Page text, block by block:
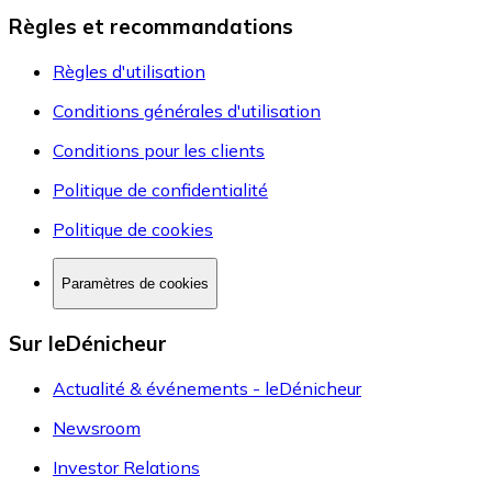
Règles et recommandations
Règles d'utilisation
Conditions générales d'utilisation
Conditions pour les clients
Politique de confidentialité
Politique de cookies
Paramètres de cookies
Sur leDénicheur
Actualité & événements - leDénicheur
Newsroom
Investor Relations